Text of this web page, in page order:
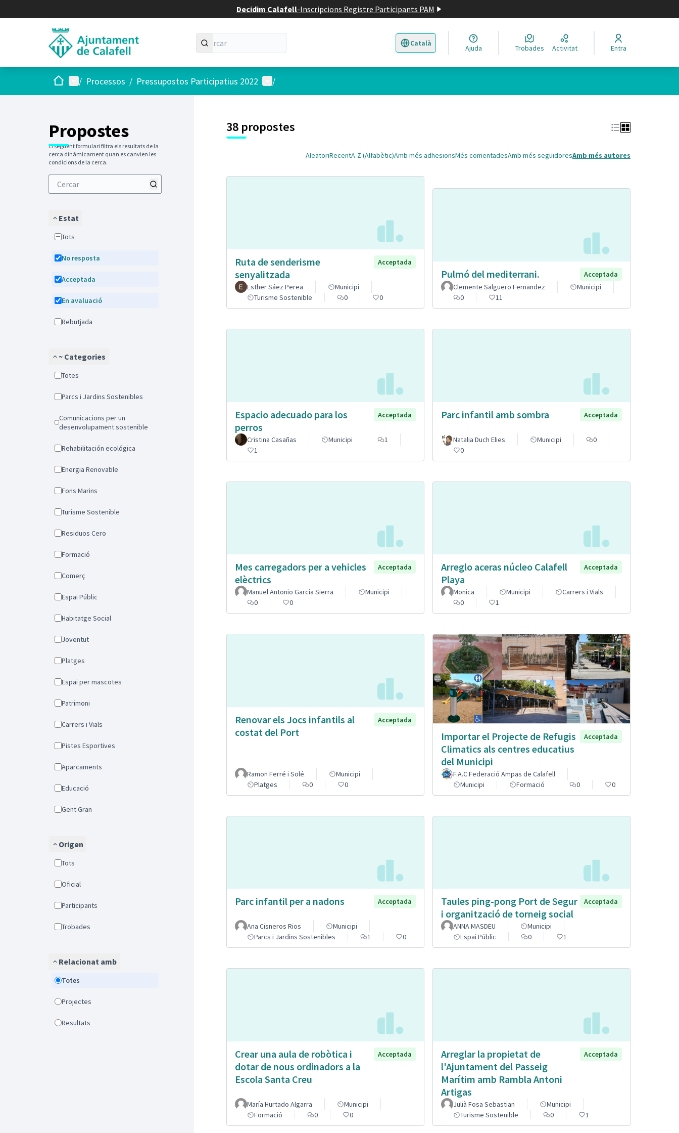
Decidim Calafell-Inscripcions Registre Participants PAM
Català
Triar la llengua Elegir el idioma
Ajuda Trobades Activitat Entra
Inici Menú principal
/ Processos / Pressupostos Participatius 2022 Menú d'usuari
/
Propostes
El següent formulari filtra els resultats de la
cerca dinàmicament quan es canvien les
condicions de la cerca.
Estat
Tots
No resposta
Acceptada
En avaluació
Rebutjada
~ Categories
Totes
Parcs i Jardins Sostenibles
Comunicacions per un
desenvolupament sostenible
Rehabilitación ecológica
Energia Renovable
Fons Marins
Turisme Sostenible
Residuos Cero
Formació
Comerç
Espai Públic
Habitatge Social
Joventut
Platges
Espai per mascotes
Patrimoni
Carrers i Vials
Pistes Esportives
Aparcaments
Educació
Gent Gran
Origen
Tots
Oficial
Participants
Trobades
Relacionat amb
Totes
Projectes
Resultats
38 propostes
AleatoriRecentA-Z (Alfabètic)Amb més adhesionsMés comentadesAmb més seguidoresAmb més autores
Ruta de senderisme
senyalitzada
Acceptada
Esther Sáez Perea
Municipi
Turisme Sostenible
0 0
Pulmó del mediterrani.
Acceptada
Clemente Salguero Fernandez
Municipi
0
11
Espacio adecuado para los
perros
Acceptada
Cristina Casañas Municipi
1
1
Parc infantil amb sombra Acceptada
Natalia Duch Elies Municipi
0
0
Mes carregadors per a vehicles
elèctrics
Acceptada
Manuel Antonio García Sierra
Municipi
0
0
Arreglo aceras núcleo Calafell
Playa
Acceptada
Monica Municipi
Carrers i Vials
0
1
Renovar els Jocs infantils al
costat del Port
Acceptada
Ramon Ferré i Solé
Municipi
Platges
0 0
Importar el Projecte de Refugis
Climatics als centres educatius
del Municipi
Acceptada
F.A.C Federació Ampas de Calafell
Municipi
Formació 0 0
Parc infantil per a nadons Acceptada
Ana Cisneros Rios
Municipi
Parcs i Jardins Sostenibles
1 0
Taules ping-pong Port de Segur
i organització de torneig social
Acceptada
ANNA MASDEU
Municipi
Espai Públic
0 1
Crear una aula de robòtica i
dotar de nous ordinadors a la
Escola Santa Creu
Acceptada
María Hurtado Algarra
Municipi
Formació
0 0
Arreglar la propietat de
l'Ajuntament del Passeig
Marítim amb Rambla Antoni
Artigas
Acceptada
Julià Fosa Sebastian
Municipi
Turisme Sostenible
0 1